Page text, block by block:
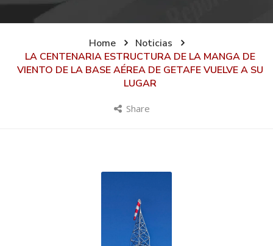
Home
Noticias
LA CENTENARIA ESTRUCTURA DE LA MANGA DE
VIENTO DE LA BASE AÉREA DE GETAFE VUELVE A SU
LUGAR
Share